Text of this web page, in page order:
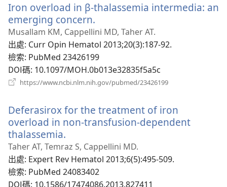
視
Iron overload in β-thalassemia intermedia: an
emerging concern.
啟
新
視
窗）
Musallam KM, Cappellini MD, Taher AT.
出處‎: Curr Opin Hematol 2013;20(3):187-92.
檢索‎: PubMed 23426199
DOI碼‎: 10.1097/MOH.0b013e32835f5a5c
https://www.ncbi.nlm.nih.gov/pubmed/23426199
視
窗）
Deferasirox for the treatment of iron
overload in non-transfusion-dependent
thalassemia.
啟
新
視
窗）
Taher AT, Temraz S, Cappellini MD.
出處‎: Expert Rev Hematol 2013;6(5):495-509.
檢索‎: PubMed 24083402
DOI碼‎: 10.1586/17474086.2013.827411